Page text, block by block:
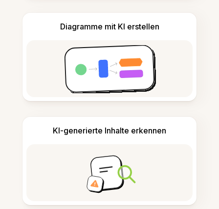
Diagramme mit KI erstellen
KI-generierte Inhalte erkennen